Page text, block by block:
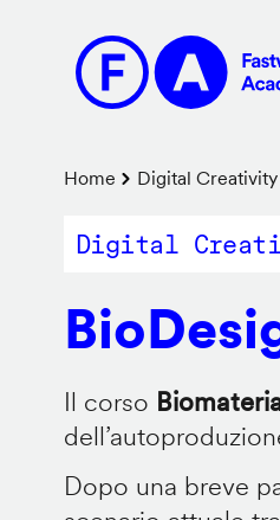
contenuto
principale
Briciole
di
Home Digital Creativity
Digital
Il corso
Dopo una breve